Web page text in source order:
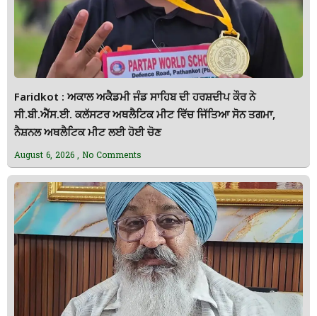
Faridkot : ਅਕਾਲ ਅਕੈਡਮੀ ਜੰਡ ਸਾਹਿਬ ਦੀ ਹਰਸ਼ਦੀਪ ਕੌਰ ਨੇ
ਸੀ.ਬੀ.ਐੱਸ.ਈ. ਕਲੱਸਟਰ ਅਥਲੈਟਿਕ ਮੀਟ ਵਿੱਚ ਜਿੱਤਿਆ ਸੋਨ ਤਗਮਾ,
ਨੈਸ਼ਨਲ ਅਥਲੈਟਿਕ ਮੀਟ ਲਈ ਹੋਈ ਚੋਣ
August 6, 2026 No Comments